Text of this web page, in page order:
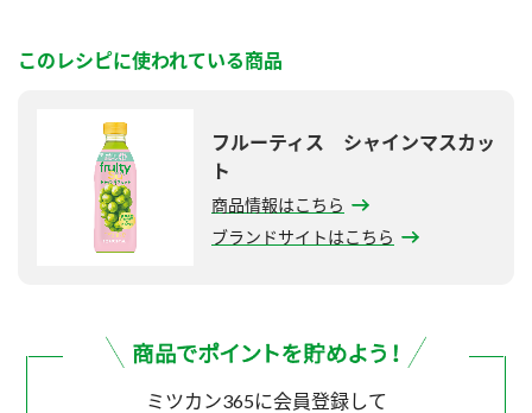
業務用サイト ミツカングループについて
このレシピに使われている商品
フルーティス シャインマスカッ
ト
商品情報はこちら
ブランドサイトはこちら
ミツカン365に会員登録して